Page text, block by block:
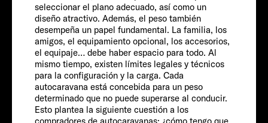
Encuentra tu Sunlight
Búsqueda de
concesionarios
Descubrir
seleccionar el plano adecuado, así como un
diseño atractivo. Además, el peso también
desempeña un papel fundamental. La familia, los
amigos, el equipamiento opcional, los accesorios,
el equipaje… debe haber espacio para todo. Al
mismo tiempo, existen límites legales y técnicos
para la configuración y la carga. Cada
autocaravana está concebida para un peso
determinado que no puede superarse al conducir.
Esto plantea la siguiente cuestión a los